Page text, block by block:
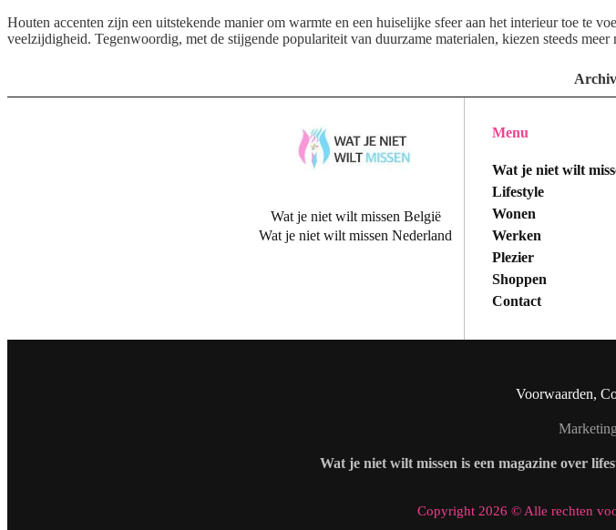
Houten accenten zijn een uitstekende manier om warmte en een huiselijke sfeer aan het interieur toe te
veelzijdigheid. Tegenwoordig, met de stijgende populariteit van duurzame materialen, kiezen steeds
Wat je niet wilt missen België
Wat je niet wilt missen Nederland
Menu
Wat je niet wilt
Lifestyle
Wonen
Werken
Plezier
Shoppen
Contact
Voorwaarden,
Wat je niet wilt missen is een magazine over
Copyright 2026 © Alle rechten